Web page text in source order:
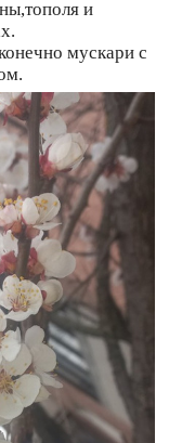
Московский
приглашаем
старшей школы
весну
и
мускари с